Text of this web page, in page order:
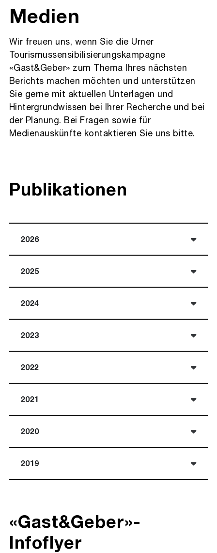
Medien
Wir freuen uns, wenn Sie die Urner
Tourismussensibilisierungskampagne
«Gast&Geber» zum Thema Ihres nächsten
Berichts machen möchten und unterstützen
Sie gerne mit aktuellen Unterlagen und
Hintergrundwissen bei Ihrer Recherche und bei
der Planung. Bei Fragen sowie für
Medienauskünfte kontaktieren Sie uns bitte.
Publikationen
2026
2025
2024
2023
2022
2021
2020
2019
«Gast&Geber»-
Infoflyer